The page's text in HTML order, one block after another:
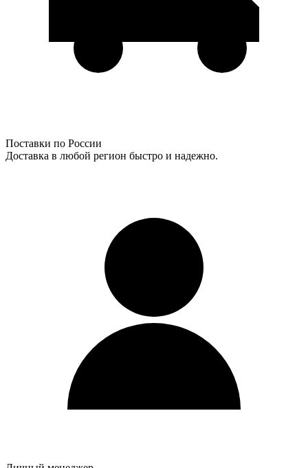
Поставки по России
Доставка в любой регион быстро и надежно.